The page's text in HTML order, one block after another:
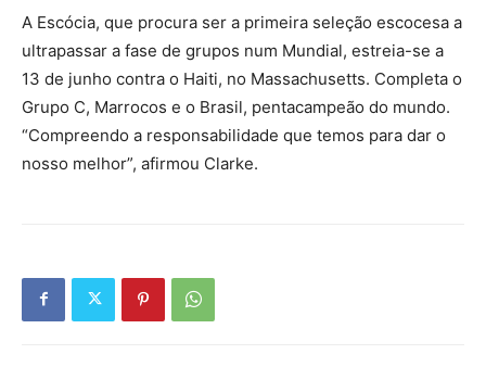
A Escócia, que procura ser a primeira seleção escocesa a
ultrapassar a fase de grupos num Mundial, estreia-se a
13 de junho contra o Haiti, no Massachusetts. Completa o
Grupo C, Marrocos e o Brasil, pentacampeão do mundo.
“Compreendo a responsabilidade que temos para dar o
nosso melhor”, afirmou Clarke.